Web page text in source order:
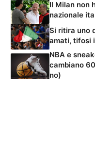
Il Milan non
nazionale
Si ritira uno
amati, tifosi
NBA e
cambiano
no)